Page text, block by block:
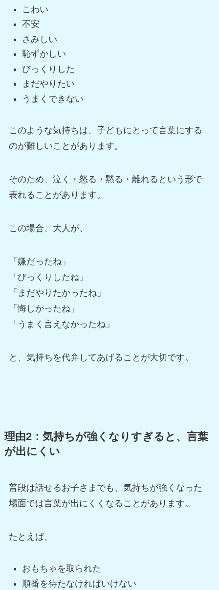
こわい
不安
さみしい
恥ずかしい
びっくりした
まだやりたい
うまくできない
このような気持ちは、子どもにとって言葉にする
のが難しいことがあります。
そのため、泣く・怒る・黙る・離れるという形で
表れることがあります。
この場合、大人が、
「嫌だったね」
「びっくりしたね」
「まだやりたかったね」
「悔しかったね」
「うまく言えなかったね」
と、気持ちを代弁してあげることが大切です。
理由2：気持ちが強くなりすぎると、言葉
が出にくい
普段は話せるお子さまでも、気持ちが強くなった
場面では言葉が出にくくなることがあります。
たとえば、
おもちゃを取られた
順番を待たなければいけない